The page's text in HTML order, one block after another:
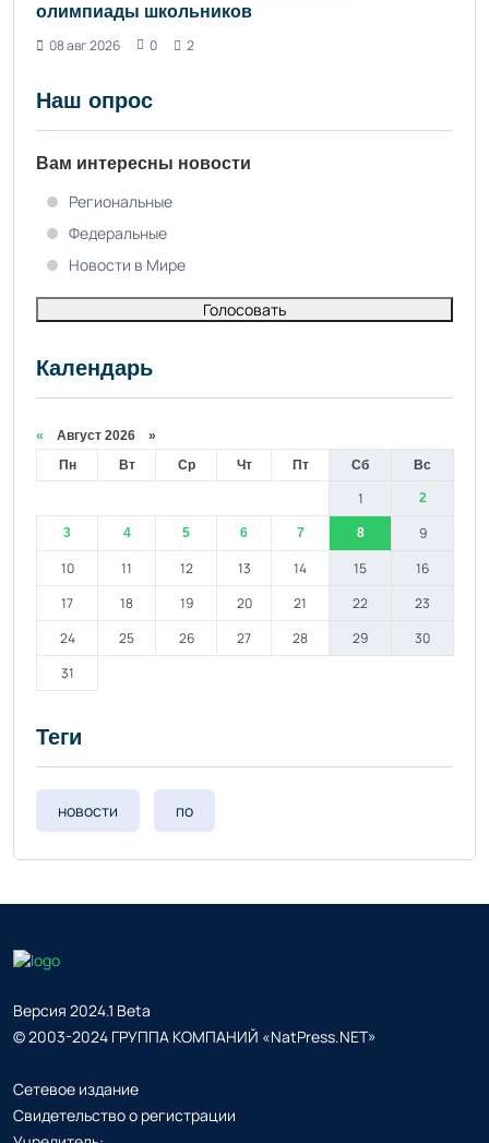
олимпиады школьников
08 авг 2026
0 2
Наш опрос
Вам интересны новости
Региональные
Федеральные
Новости в Мире
Голосовать
Календарь
« Август 2026 »
Пн
Вт Ср Чт Пт Сб Вс
1 2
3 4 5 6 7 8
9
10
11 12 13 14 15
16
17
18 19 20 21 22
23
24
25 26 27 28 29
30
31
Теги
новости по
Версия 2024.1 Beta
© 2003-2024 ГРУППА КОМПАНИЙ «NatPress.NET»
Сетевое издание
Свидетельство о регистрации